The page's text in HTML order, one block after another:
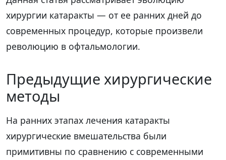
хирургии катаракты — от ее ранних дней до
современных процедур, которые произвели
революцию в офтальмологии.
Предыдущие хирургические
методы
На ранних этапах лечения катаракты
хирургические вмешательства были
примитивны по сравнению с современными